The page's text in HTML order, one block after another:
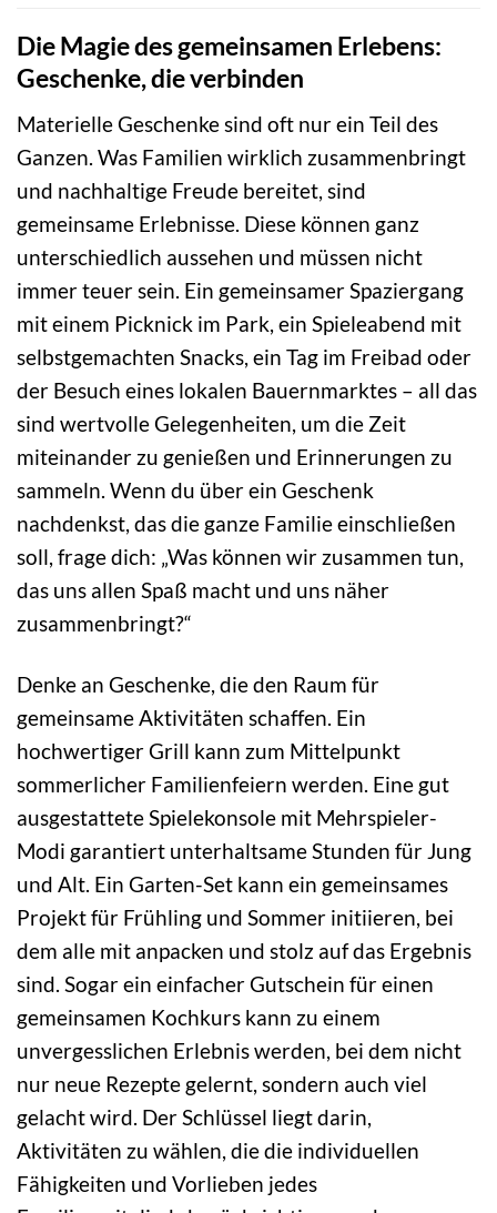
Die Magie des gemeinsamen Erlebens:
Geschenke, die verbinden
Materielle Geschenke sind oft nur ein Teil des
Ganzen. Was Familien wirklich zusammenbringt
und nachhaltige Freude bereitet, sind
gemeinsame Erlebnisse. Diese können ganz
unterschiedlich aussehen und müssen nicht
immer teuer sein. Ein gemeinsamer Spaziergang
mit einem Picknick im Park, ein Spieleabend mit
selbstgemachten Snacks, ein Tag im Freibad oder
der Besuch eines lokalen Bauernmarktes – all das
sind wertvolle Gelegenheiten, um die Zeit
miteinander zu genießen und Erinnerungen zu
sammeln. Wenn du über ein Geschenk
nachdenkst, das die ganze Familie einschließen
soll, frage dich: „Was können wir zusammen tun,
das uns allen Spaß macht und uns näher
zusammenbringt?“
Denke an Geschenke, die den Raum für
gemeinsame Aktivitäten schaffen. Ein
hochwertiger Grill kann zum Mittelpunkt
sommerlicher Familienfeiern werden. Eine gut
ausgestattete Spielekonsole mit Mehrspieler-
Modi garantiert unterhaltsame Stunden für Jung
und Alt. Ein Garten-Set kann ein gemeinsames
Projekt für Frühling und Sommer initiieren, bei
dem alle mit anpacken und stolz auf das Ergebnis
sind. Sogar ein einfacher Gutschein für einen
gemeinsamen Kochkurs kann zu einem
unvergesslichen Erlebnis werden, bei dem nicht
nur neue Rezepte gelernt, sondern auch viel
gelacht wird. Der Schlüssel liegt darin,
Aktivitäten zu wählen, die die individuellen
Fähigkeiten und Vorlieben jedes